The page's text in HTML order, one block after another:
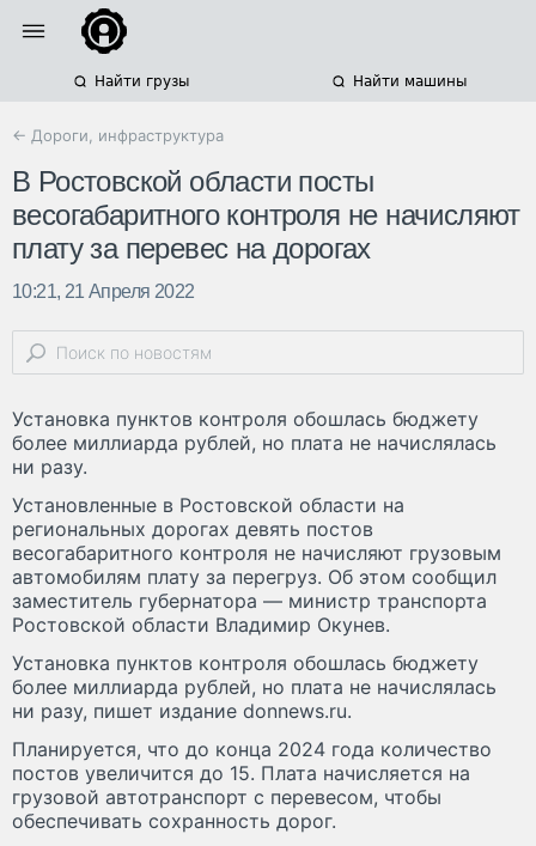
Найти грузы Найти машины
← Дороги, инфраструктура
В Ростовской области посты
весогабаритного контроля не начисляют
плату за перевес на дорогах
10:21, 21 Апреля 2022
Установка пунктов контроля обошлась бюджету
более миллиарда рублей, но плата не начислялась
ни разу.
Установленные в Ростовской области на
региональных дорогах девять постов
весогабаритного контроля не начисляют грузовым
автомобилям плату за перегруз. Об этом сообщил
заместитель губернатора — министр транспорта
Ростовской области Владимир Окунев.
Установка пунктов контроля обошлась бюджету
более миллиарда рублей, но плата не начислялась
ни разу, пишет издание donnews.ru.
Планируется, что до конца 2024 года количество
постов увеличится до 15. Плата начисляется на
грузовой автотранспорт с перевесом, чтобы
обеспечивать сохранность дорог.